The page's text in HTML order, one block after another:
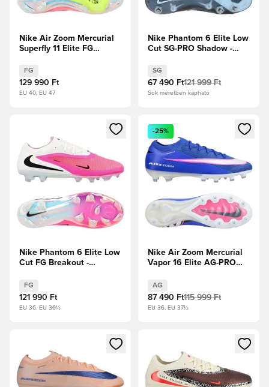
Nike Air Zoom Mercurial
Superfly 11 Elite FG
Rózsaszín/Fehér/Fekete
FG
129 990 Ft
EU 40, EU 47
Nike Phantom 6 Elite Low
Cut SG-PRO Shadow -
SG
67 490 Ft121 999 Ft
Sok méretben kapható
Megnyit egy modált a bejelentkezéshez vagy a tagként
Nike Phantom 6 Elite Low
Cut FG Breakout -
FG
121 990 Ft
EU 36, EU 36½
Megnyit egy modált a
-25%
Nike Air Zoom Mercurial
Vapor 16 Elite AG-PRO
AG
87 490 Ft115 999 Ft
EU 36, EU 37½
Megnyit egy modált a bejelentkezéshez vagy a tagként
Megnyit egy modált a